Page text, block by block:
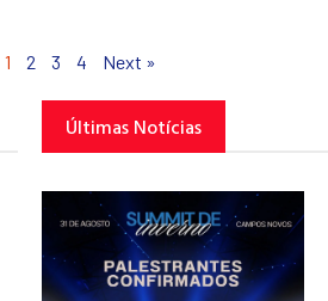
1 2 3 4 Next »
Últimas Notícias